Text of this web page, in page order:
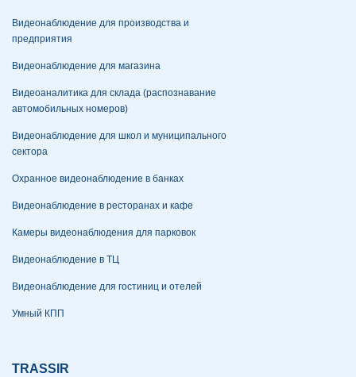
Видеонаблюдение для производства и
предприятия
Видеонаблюдение для магазина
Видеоаналитика для склада (распознавание
автомобильных номеров)
Видеонаблюдение для школ и муниципального
сектора
Охранное видеонаблюдение в банках
Видеонаблюдение в ресторанах и кафе
Камеры видеонаблюдения для парковок
Видеонаблюдение в ТЦ
Видеонаблюдение для гостиниц и отелей
Умный КПП
TRASSIR